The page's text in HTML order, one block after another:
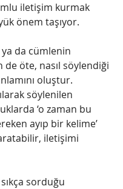
iletişim kurmak
önem taşıyor.
da cümlenin
öte, nasıl söylendiği
oluştur.
söylenilen
‘o zaman bu
ayıp bir kelime’
iletişimi
sorduğu